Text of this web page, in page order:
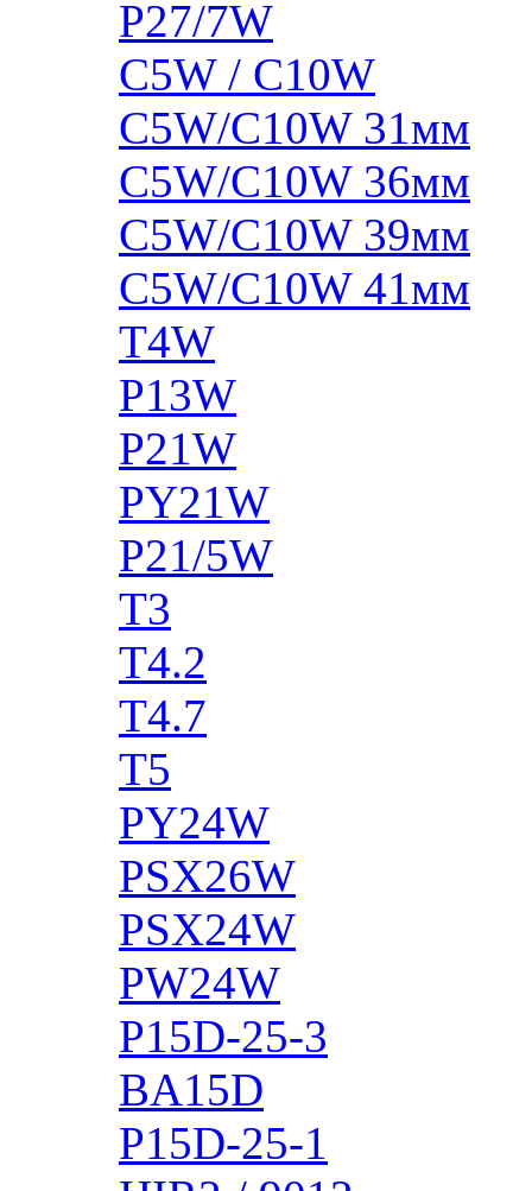
P27/7W
C5W / C10W
C5W/C10W 31мм
C5W/C10W 36мм
C5W/C10W 39мм
C5W/C10W 41мм
T4W
P13W
P21W
PY21W
P21/5W
T3
T4.2
T4.7
T5
PY24W
PSX26W
PSX24W
PW24W
P15D-25-3
BA15D
P15D-25-1